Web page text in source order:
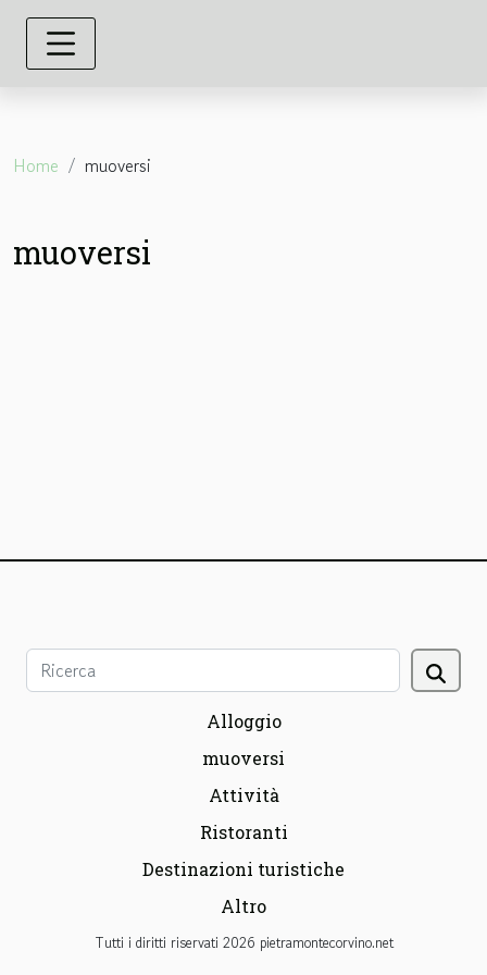
Home muoversi
muoversi
Alloggio
muoversi
Attività
Ristoranti
Destinazioni turistiche
Altro
Tutti i diritti riservati 2026 pietramontecorvino.net